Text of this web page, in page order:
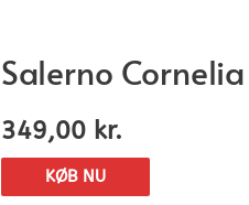
Salerno
349,00 kr.
KØB NU